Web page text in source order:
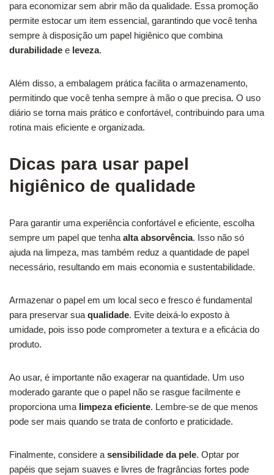
para economizar sem abrir mão da qualidade. Essa promoção
permite estocar um item essencial, garantindo que você tenha
sempre à disposição um papel higiênico que combina
durabilidade e leveza.
Além disso, a embalagem prática facilita o armazenamento,
permitindo que você tenha sempre à mão o que precisa. O uso
diário se torna mais prático e confortável, contribuindo para uma
rotina mais eficiente e organizada.
Dicas para usar papel
higiênico de qualidade
Para garantir uma experiência confortável e eficiente, escolha
sempre um papel que tenha alta absorvência. Isso não só
ajuda na limpeza, mas também reduz a quantidade de papel
necessário, resultando em mais economia e sustentabilidade.
Armazenar o papel em um local seco e fresco é fundamental
para preservar sua qualidade. Evite deixá-lo exposto à
umidade, pois isso pode comprometer a textura e a eficácia do
produto.
Ao usar, é importante não exagerar na quantidade. Um uso
moderado garante que o papel não se rasgue facilmente e
proporciona uma limpeza eficiente. Lembre-se de que menos
pode ser mais quando se trata de conforto e praticidade.
Finalmente, considere a sensibilidade da pele. Optar por
papéis que sejam suaves e livres de fragrâncias fortes pode